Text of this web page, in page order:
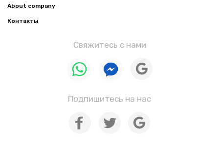
About company
Контакты
Свяжитесь с нами
Подпишитесь на нас